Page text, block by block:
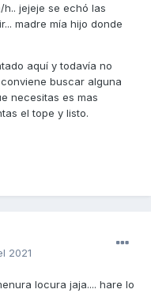
h.. jejeje se echó las
madre mía hijo donde
aquí y todavía no
buscar alguna
necesitas es mas
el tope y listo.
2021
locura jaja.... hare lo